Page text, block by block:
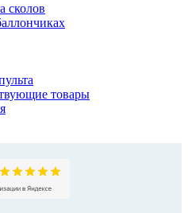
сколов
товары